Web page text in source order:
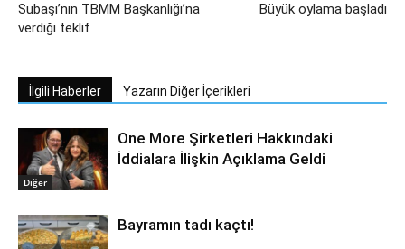
Subaşı’nın TBMM Başkanlığı’na
verdiği teklif
Büyük oylama başladı
İlgili Haberler Yazarın Diğer İçerikleri
Diğer
One More Şirketleri Hakkındaki
İddialara İlişkin Açıklama Geldi
Bayramın tadı kaçtı!